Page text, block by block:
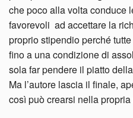
che poco alla volta conduce
favorevoli ad accettare la
proprio stipendio perché
fino a una condizione di
sola far pendere il piatto
Ma l’autore lascia il finale,
così può crearsi nella